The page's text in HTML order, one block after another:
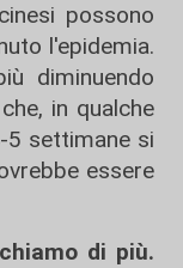
possono
l'epidemia.
diminuendo
in qualche
5 settimane si
essere
di più.